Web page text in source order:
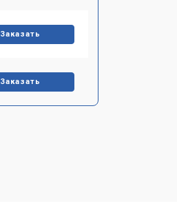
Заказать
Заказать